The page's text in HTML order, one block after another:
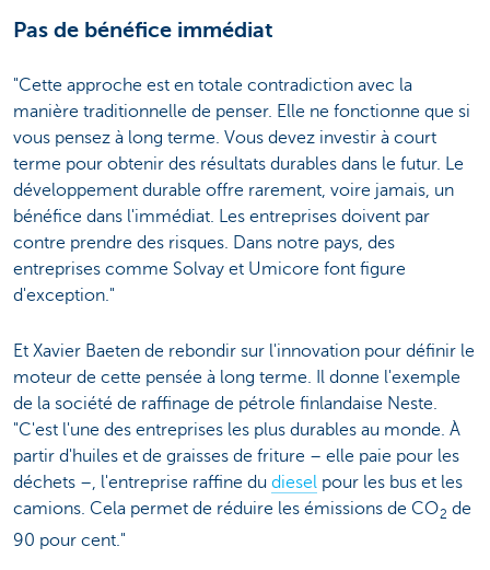
Pas de bénéfice immédiat
"Cette approche est en totale contradiction avec la
manière traditionnelle de penser. Elle ne fonctionne que si
vous pensez à long terme. Vous devez investir à court
terme pour obtenir des résultats durables dans le futur. Le
développement durable offre rarement, voire jamais, un
bénéfice dans l'immédiat. Les entreprises doivent par
contre prendre des risques. Dans notre pays, des
entreprises comme Solvay et Umicore font figure
d'exception."
Et Xavier Baeten de rebondir sur l'innovation pour définir le
moteur de cette pensée à long terme. Il donne l'exemple
de la société de raffinage de pétrole finlandaise Neste.
"C'est l'une des entreprises les plus durables au monde. À
partir d'huiles et de graisses de friture – elle paie pour les
déchets –, l'entreprise raffine du diesel pour les bus et les
camions. Cela permet de réduire les émissions de CO2 de
90 pour cent."